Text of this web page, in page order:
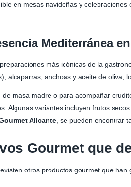
en mesas navideñas y
Mediterránea
más icónicas de la
alcaparras, anchoas y aceite de oliva,
masa madre o para acompañar
Algunas variantes incluyen frutos
Alicante , se pueden encontrar
Gourmet que
otros productos gourmet que